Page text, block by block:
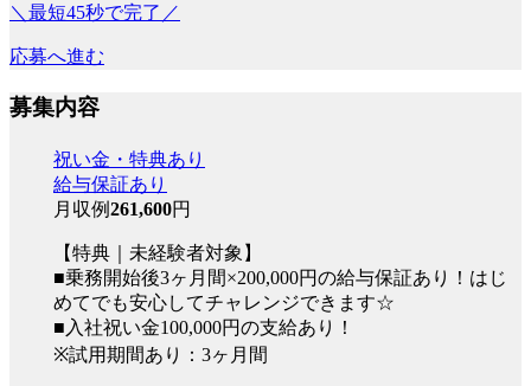
＼最短45秒で完了／
応募へ進む
募集内容
祝い金・特典あり
給与保証あり
月収例261,600円
【特典｜未経験者対象】
■乗務開始後3ヶ月間×200,000円の給与保証あり！はじ
めてでも安心してチャレンジできます☆
■入社祝い金100,000円の支給あり！
※試用期間あり：3ヶ月間